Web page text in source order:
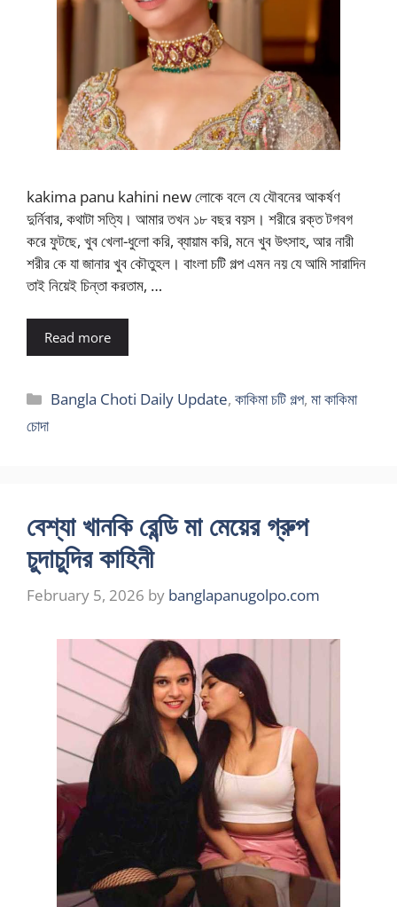
kakima panu kahini new লোকে বলে যে যৌবনের আকর্ষণ
দুর্নিবার, কথাটা সত্যি। আমার তখন ১৮ বছর বয়স। শরীরে রক্ত টগবগ
করে ফুটছে, খুব খেলা-ধুলো করি, ব্যায়াম করি, মনে খুব উৎসাহ, আর নারী
শরীর কে যা জানার খুব কৌতুহল। বাংলা চটি গল্প এমন নয় যে আমি সারাদিন
তাই নিয়েই চিন্তা করতাম, …
Read more
Categories
Bangla Choti Daily Update,কাকিমা চটি গল্প,মা কাকিমা
চোদা
বেশ্যা খানকি রেন্ডি মা মেয়ের গ্রুপ
চুদাচুদির কাহিনী
February 5, 2026 by banglapanugolpo.com